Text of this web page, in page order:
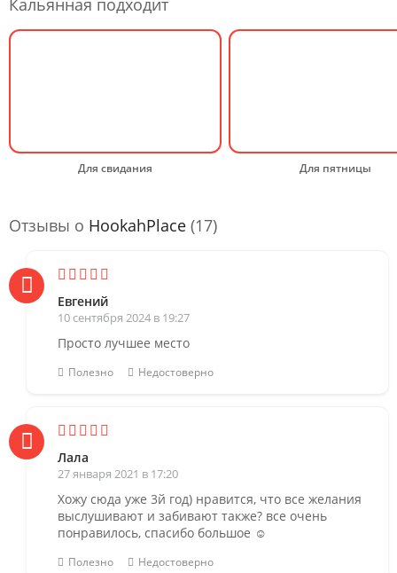
Кальянная подходит
Для свидания Для пятницы
Отзывы о HookahPlace (17)
Евгений
10 сентября 2024 в 19:27
Просто лучшее место
Полезно Недостоверно
Лала
27 января 2021 в 17:20
Хожу сюда уже 3й год) нравится, что все желания
выслушивают и забивают также? все очень
понравилось, спасибо большое ☺️
Полезно Недостоверно